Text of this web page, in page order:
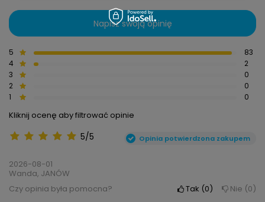
Napisz swoją opinię
5
83
4
2
3
0
2
0
1
0
Kliknij ocenę aby filtrować opinie
5/5 Opinia potwierdzona zakupem
2026-08-01
Wanda, JANÓW
Czy opinia była pomocna?
Tak 0 Nie 0